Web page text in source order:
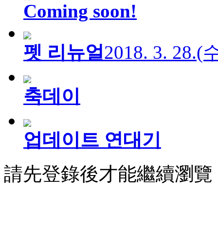
Coming soon!
펫 리뉴얼2018. 3. 28.(
축데이
업데이트 연대기
請先登錄後才能繼續瀏覽